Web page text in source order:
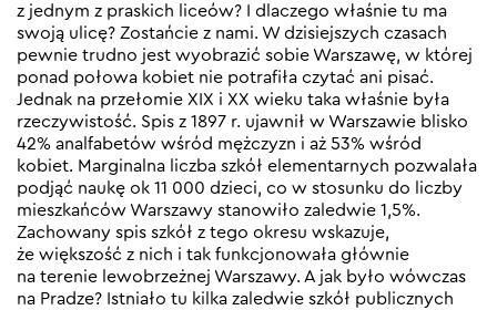
z jednym z praskich liceów? I dlaczego właśnie tu ma
swoją ulicę? Zostańcie z nami. W dzisiejszych czasach
pewnie trudno jest wyobrazić sobie Warszawę, w której
ponad połowa kobiet nie potrafiła czytać ani pisać.
Jednak na przełomie XIX i XX wieku taka właśnie była
rzeczywistość. Spis z 1897 r. ujawnił w Warszawie blisko
42% analfabetów wśród mężczyzn i aż 53% wśród
kobiet. Marginalna liczba szkół elementarnych pozwalała
podjąć naukę ok 11 000 dzieci, co w stosunku do liczby
mieszkańców Warszawy stanowiło zaledwie 1,5%.
Zachowany spis szkół z tego okresu wskazuje,
że większość z nich i tak funkcjonowała głównie
na terenie lewobrzeżnej Warszawy. A jak było wówczas
na Pradze? Istniało tu kilka zaledwie szkół publicznych